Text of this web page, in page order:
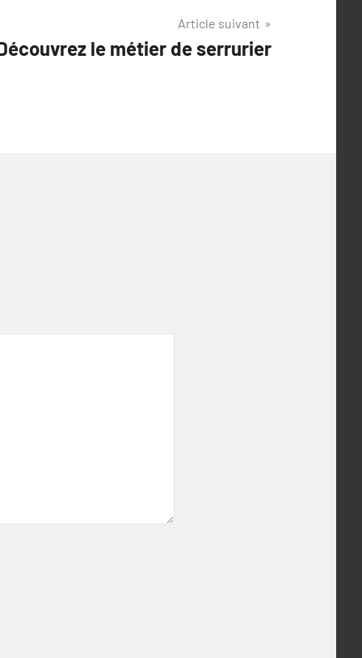
Article suivant
le métier de serrurier